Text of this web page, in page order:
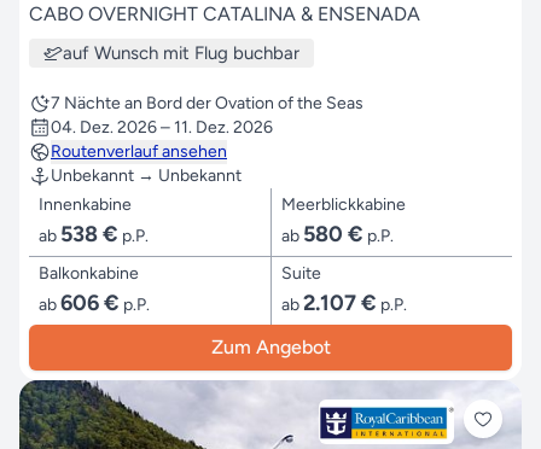
CABO OVERNIGHT CATALINA & ENSENADA
auf Wunsch mit Flug buchbar
7 Nächte an Bord der Ovation of the Seas
04. Dez. 2026 – 11. Dez. 2026
Routenverlauf ansehen
Unbekannt → Unbekannt
Innenkabine
ab 538 € p.P.
Meerblickkabine
ab 580 € p.P.
Balkonkabine
ab606 € p.P.
Suite
ab2.107 € p.P.
Zum Angebot